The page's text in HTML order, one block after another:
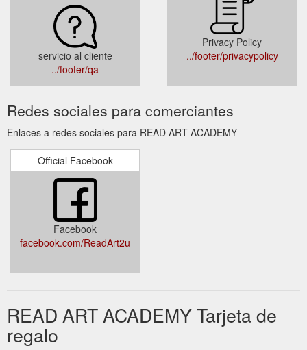
servicio al cliente
../footer/qa
Privacy Policy
../footer/privacypolicy
Redes sociales para comerciantes
Enlaces a redes sociales para READ ART ACADEMY
Official Facebook
Facebook
facebook.com/ReadArt2u
READ ART ACADEMY Tarjeta de
regalo